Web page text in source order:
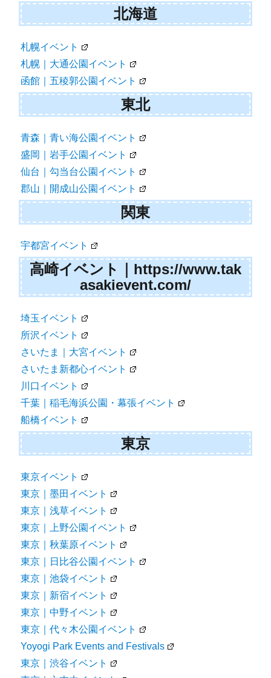
北海道
札幌イベント
札幌｜大通公園イベント
函館｜五稜郭公園イベント
東北
青森｜青い海公園イベント
盛岡｜岩手公園イベント
仙台｜勾当台公園イベント
郡山｜開成山公園イベント
関東
宇都宮イベント
高崎イベント｜https://www.tak
asakievent.com/
埼玉イベント
所沢イベント
さいたま｜大宮イベント
さいたま新都心イベント
川口イベント
千葉｜稲毛海浜公園・幕張イベント
船橋イベント
東京
東京イベント
東京｜墨田イベント
東京｜浅草イベント
東京｜上野公園イベント
東京｜秋葉原イベント
東京｜日比谷公園イベント
東京｜池袋イベント
東京｜新宿イベント
東京｜中野イベント
東京｜代々木公園イベント
Yoyogi Park Events and Festivals
東京｜渋谷イベント